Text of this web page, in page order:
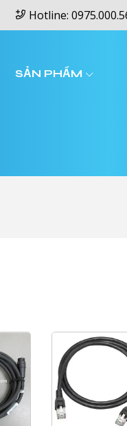
Hotline:
SẢN PHẨM